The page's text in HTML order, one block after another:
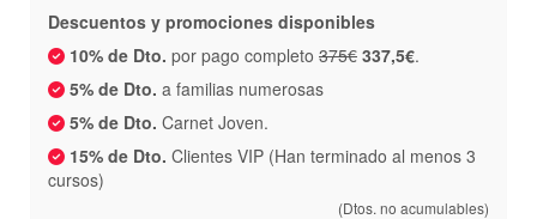
Descuentos y promociones disponibles
10% de Dto. por pago completo 375€ 337,5€.
5% de Dto. a familias numerosas
5% de Dto. Carnet Joven.
15% de Dto. Clientes VIP (Han terminado al menos 3
cursos)
(Dtos. no acumulables)